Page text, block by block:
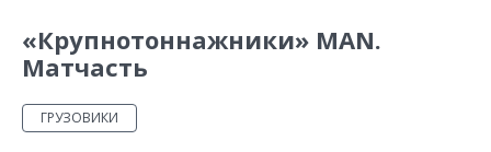
«Крупнотоннажники» MAN.
Матчасть
ГРУЗОВИКИ